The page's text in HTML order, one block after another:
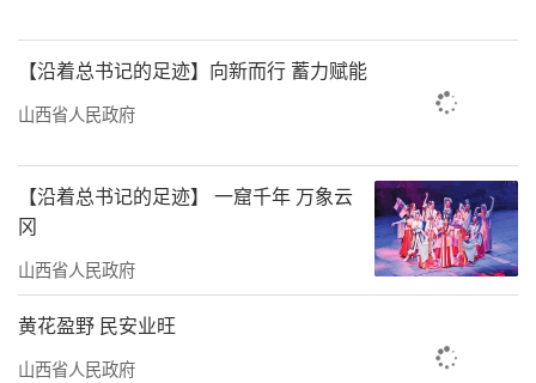
【沿着总书记的足迹】向新而行 蓄力赋能
山西省人民政府
【沿着总书记的足迹】 一窟千年 万象云
冈
山西省人民政府
黄花盈野 民安业旺
山西省人民政府